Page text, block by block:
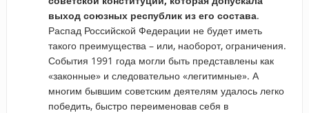
выход союзных республик из его состава.
Распад Российской Федерации не будет иметь
такого преимущества – или, наоборот, ограничения.
События 1991 года могли быть представлены как
«законные» и следовательно «легитимные». А
многим бывшим советским деятелям удалось легко
победить, быстро переименовав себя в